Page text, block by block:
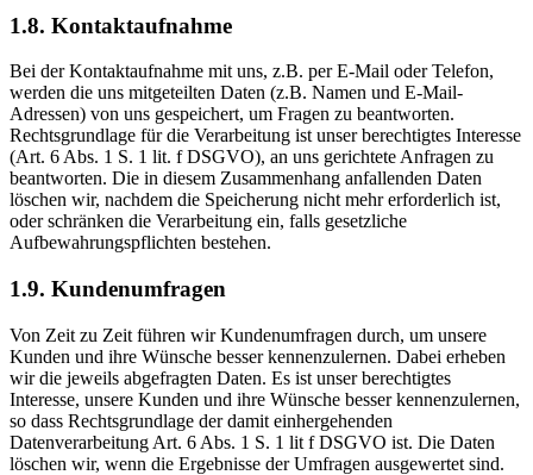
1.8. Kontaktaufnahme
Bei der Kontaktaufnahme mit uns, z.B. per E-Mail oder Telefon,
werden die uns mitgeteilten Daten (z.B. Namen und E-Mail-
Adressen) von uns gespeichert, um Fragen zu beantworten.
Rechtsgrundlage für die Verarbeitung ist unser berechtigtes Interesse
(Art. 6 Abs. 1 S. 1 lit. f DSGVO), an uns gerichtete Anfragen zu
beantworten. Die in diesem Zusammenhang anfallenden Daten
löschen wir, nachdem die Speicherung nicht mehr erforderlich ist,
oder schränken die Verarbeitung ein, falls gesetzliche
Aufbewahrungspflichten bestehen.
1.9. Kundenumfragen
Von Zeit zu Zeit führen wir Kundenumfragen durch, um unsere
Kunden und ihre Wünsche besser kennenzulernen. Dabei erheben
wir die jeweils abgefragten Daten. Es ist unser berechtigtes
Interesse, unsere Kunden und ihre Wünsche besser kennenzulernen,
so dass Rechtsgrundlage der damit einhergehenden
Datenverarbeitung Art. 6 Abs. 1 S. 1 lit f DSGVO ist. Die Daten
löschen wir, wenn die Ergebnisse der Umfragen ausgewertet sind.